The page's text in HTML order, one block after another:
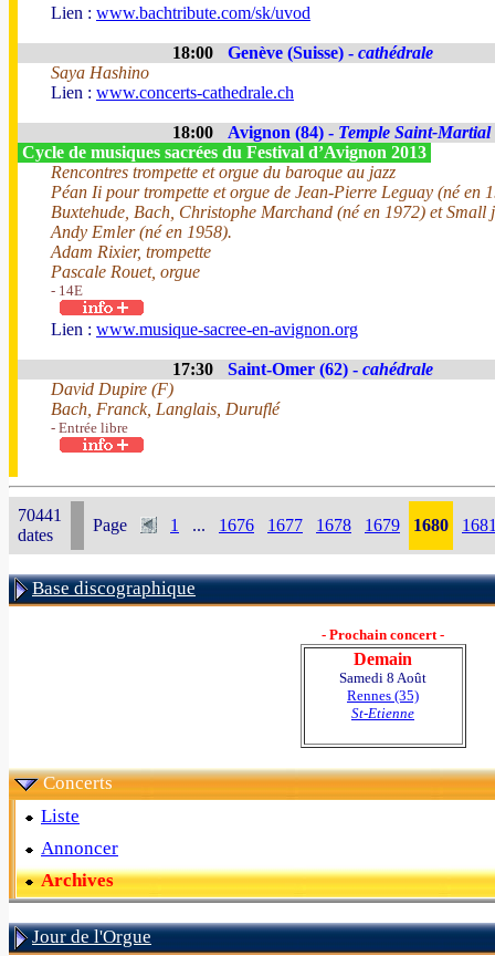
Lien : www.bachtribute.com/sk/uvod
18:00 Genève (Suisse) - cathédrale
Saya Hashino
Lien : www.concerts-cathedrale.ch
18:00 Avignon (84) - Temple Saint-Martial
Cycle de musiques sacrées du Festival d’Avignon 2013
Rencontres trompette et orgue du baroque au jazz
Péan Ii pour trompette et orgue de Jean-Pierre Leguay (né en
Buxtehude, Bach, Christophe Marchand (né en 1972) et
Andy Emler (né en 1958).
Adam Rixier, trompette
Pascale Rouet, orgue
- 14E
Lien : www.musique-sacree-en-avignon.org
17:30 Saint-Omer (62) - cahédrale
David Dupire (F)
Bach, Franck, Langlais, Duruflé
- Entrée libre
70441
dates
Page 1 ... 1676 1677 1678 1679 1680
Base discographique
- Prochain concert -
Demain
Samedi 8 Août
Rennes (35)
St-Etienne
Concerts
Liste
Annoncer
Archives
Jour de l'Orgue